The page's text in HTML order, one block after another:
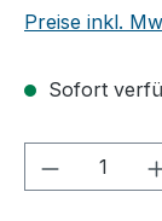
Preise inkl.
Sofort
Produkt